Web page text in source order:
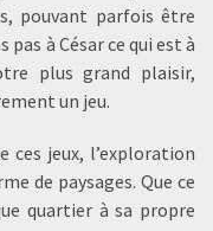
pouvant parfois être
à César ce qui est à
plus grand plaisir,
un jeu.
jeux, l’exploration
de paysages. Que ce
quartier à sa propre